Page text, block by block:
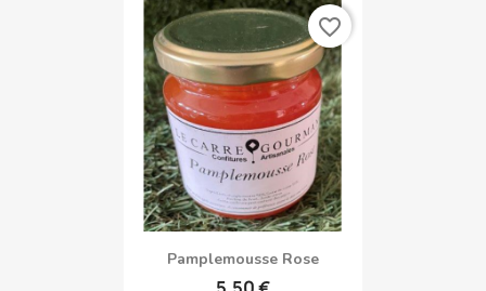
Abricot Aux Amandes
5,80 €
favorite_border